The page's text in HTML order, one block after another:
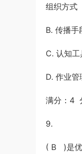
组织方式
B. 传播手
C. 认知工
D. 作业管
满分：4
9.
( B )是优